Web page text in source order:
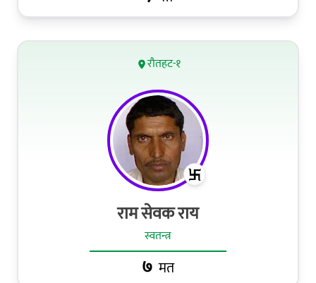
रौतहट-१
राम सेवक राय
स्वतन्त्र
७ मत